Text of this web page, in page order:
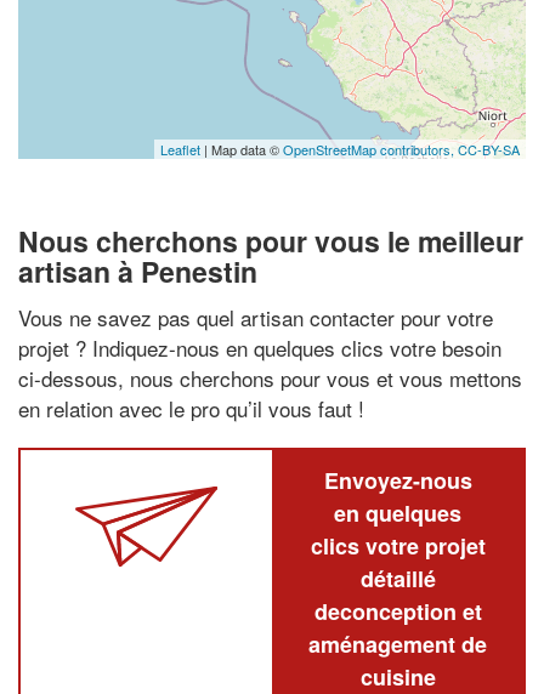
Leaflet | Map data ©OpenStreetMap contributors, CC-BY-SA
Nous cherchons pour vous le meilleur
artisan à Penestin
Vous ne savez pas quel artisan contacter pour votre
projet ? Indiquez-nous en quelques clics votre besoin
ci-dessous, nous cherchons pour vous et vous mettons
en relation avec le pro qu’il vous faut !
Envoyez-nous
en quelques
clics votre projet
détaillé
deconception et
aménagement de
cuisine